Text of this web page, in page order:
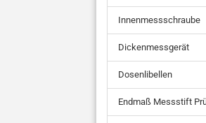
Innenmessschraube
Dickenmessgerät
Dosenlibellen
Endmaß Messstift